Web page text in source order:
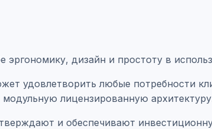
эргономику, дизайн и простоту в
удовлетворить любые потребности
лицензированную
и обеспечивают